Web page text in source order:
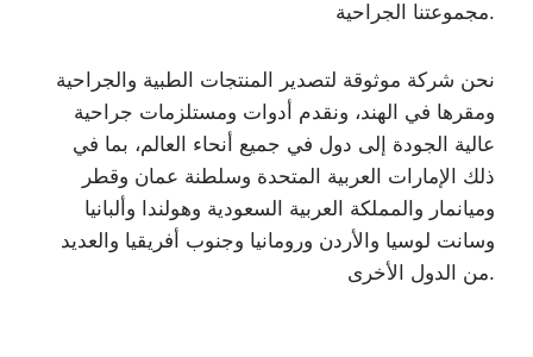
مجموعتنا الجراحية.
نحن شركة موثوقة لتصدير المنتجات الطبية والجراحية
ومقرها في الهند، ونقدم أدوات ومستلزمات جراحية
عالية الجودة إلى دول في جميع أنحاء العالم، بما في
ذلك الإمارات العربية المتحدة وسلطنة عمان وقطر
وميانمار والمملكة العربية السعودية وهولندا وألبانيا
وسانت لوسيا والأردن ورومانيا وجنوب أفريقيا والعديد
من الدول الأخرى.